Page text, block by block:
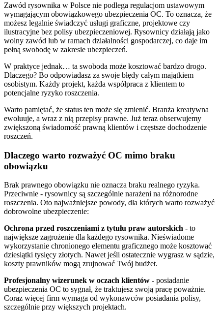
Zawód rysownika w Polsce nie podlega regulacjom ustawowym
wymagającym obowiązkowego ubezpieczenia OC. To oznacza, że
możesz legalnie świadczyć usługi graficzne, projektowe czy
ilustracyjne bez polisy ubezpieczeniowej. Rysownicy działają jako
wolny zawód lub w ramach działalności gospodarczej, co daje im
pełną swobodę w zakresie ubezpieczeń.
W praktyce jednak… ta swoboda może kosztować bardzo drogo.
Dlaczego? Bo odpowiadasz za swoje błędy całym majątkiem
osobistym. Każdy projekt, każda współpraca z klientem to
potencjalne ryzyko roszczenia.
Warto pamiętać, że status ten może się zmienić. Branża kreatywna
ewoluuje, a wraz z nią przepisy prawne. Już teraz obserwujemy
zwiększoną świadomość prawną klientów i częstsze dochodzenie
roszczeń.
Dlaczego warto rozważyć OC mimo braku
obowiązku
Brak prawnego obowiązku nie oznacza braku realnego ryzyka.
Przeciwnie - rysownicy są szczególnie narażeni na różnorodne
roszczenia. Oto najważniejsze powody, dla których warto rozważyć
dobrowolne ubezpieczenie:
Ochrona przed roszczeniami z tytułu praw autorskich - to
największe zagrożenie dla każdego rysownika. Nieświadome
wykorzystanie chronionego elementu graficznego może kosztować
dziesiątki tysięcy złotych. Nawet jeśli ostatecznie wygrasz w sądzie,
koszty prawników mogą zrujnować Twój budżet.
Profesjonalny wizerunek w oczach klientów - posiadanie
ubezpieczenia OC to sygnał, że traktujesz swoją pracę poważnie.
Coraz więcej firm wymaga od wykonawców posiadania polisy,
szczególnie przy większych projektach.